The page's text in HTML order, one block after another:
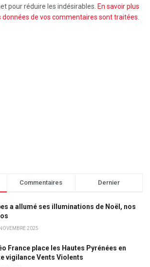
pour réduire les indésirables. En savoir plus
données de vos commentaires sont traitées
Commentaires Dernier
a allumé ses illuminations de Noël, nos
2025
France place les Hautes Pyrénées en
vigilance Vents Violents